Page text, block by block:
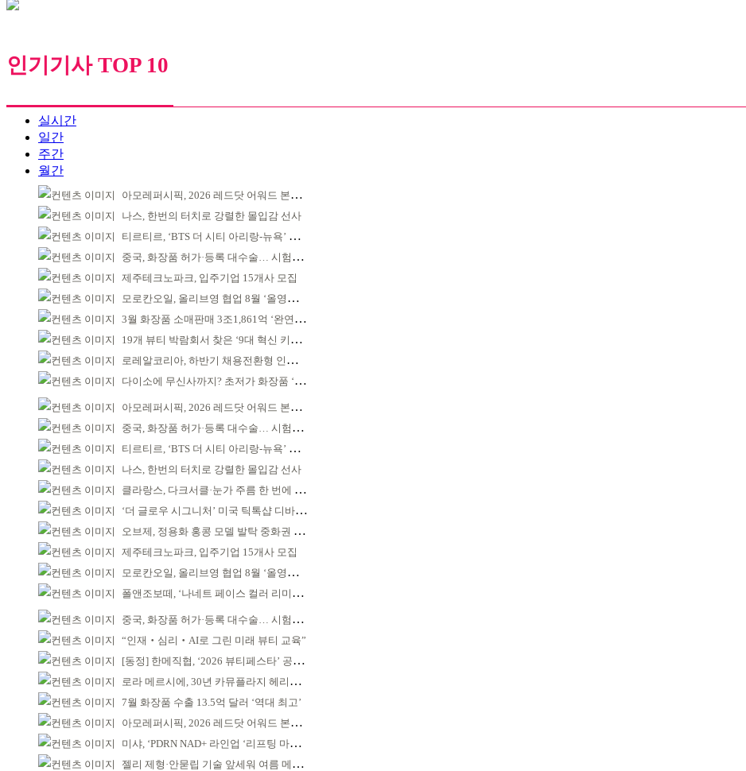
인기기사 TOP 10
실시간
일간
주간
월간
아모레퍼시픽, 2026 레드닷 어워드 본상 2개 수상
나스, 한번의 터치로 강렬한 몰입감 선사
티르티르, ‘BTS 더 시티 아리랑-뉴욕’ 참여
중국, 화장품 허가·등록 대수술… 시험자료 공용 허용
제주테크노파크, 입주기업 15개사 모집
모로칸오일, 올리브영 협업 8월 ‘올영픽’ 선정
3월 화장품 소매판매 3조1,861억 ‘완연한 회복’
19개 뷰티 박람회서 찾은 ‘9대 혁신 키워드’
로레알코리아, 하반기 채용전환형 인턴십 모집
다이소에 무신사까지? 초저가 화장품 ‘전성시대’
아모레퍼시픽, 2026 레드닷 어워드 본상 2개 수상
중국, 화장품 허가·등록 대수술… 시험자료 공용 허용
티르티르, ‘BTS 더 시티 아리랑-뉴욕’ 참여
나스, 한번의 터치로 강렬한 몰입감 선사
클라랑스, 다크서클·눈가 주름 한 번에 더블 케어
‘더 글로우 시그니처’ 미국 틱톡샵 디바이스 부문 1위
오브제, 정용화 홍콩 모델 발탁 중화권 공략 강화
제주테크노파크, 입주기업 15개사 모집
모로칸오일, 올리브영 협업 8월 ‘올영픽’ 선정
폴앤조보떼, ‘나네트 페이스 컬러 리미티드’ 출시
중국, 화장품 허가·등록 대수술… 시험자료 공용 허용
“인재‧심리‧AI로 그린 미래 뷰티 교육”
[동정] 한메직협, ‘2026 뷰티페스타’ 공동 주최
로라 메르시에, 30년 카뮤플라지 헤리티지 담아
7월 화장품 수출 13.5억 달러 ‘역대 최고’
아모레퍼시픽, 2026 레드닷 어워드 본상 2개 수상
미샤, ‘PDRN NAD+ 라인업 ‘리프팅 마스크’ 출시
젤리 제형·안묻립 기술 앞세워 여름 메이크업 시장 공략